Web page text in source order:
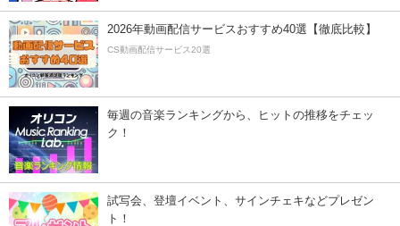
2026年動画配信サービスおすすめ40選【徹底比較】
CS動画配信サービス20選
毎週の音楽ランキングから、ヒットの推移をチェッ
ク！
試写会、登壇イベント、サインチェキなどプレゼン
ト！